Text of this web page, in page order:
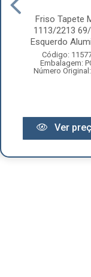
Friso Tapete
1113/2213
Esquerdo
Código:
Embalagem:
Número
Ver